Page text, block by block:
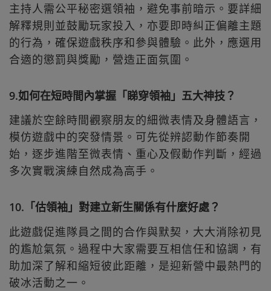
主持人需公平秘密選領袖，避免事前暗示。要詳細
解釋規則並鼓勵玩家投入，亦要即時糾正偏離主題
的行為，確保遊戲秩序和參與體驗。此外，應選用
合適的懲罰與獎勵，營造正面氛圍。
9.如何在短時間內掌握「睇穿領袖」五大神技？
建議於空餘時間觀察朋友的細微表情及身體語言，
模仿遊戲中的突發情景。可先從辨認動作節奏開
始，逐步進階至微表情、重心及假動作判斷，經過
多次實戰演練自然成為高手。
10.「估領袖」對建立新生關係有什麼好處？
此遊戲促進隊員之間的合作與默契，大大消除初見
的尷尬氣氛。過程中大家需要互相信任和協調，有
助加深了解和縮短彼此距離，是迎新營中最熱門的
破冰活動之一。